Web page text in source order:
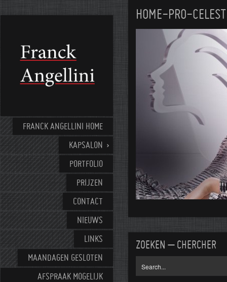
FRANCK ANGELLINI HOME
KAPSALON
PORTFOLIO
PRIJZEN
CONTACT
NIEUWS
LINKS
MAANDAGEN GESLOTEN
AFSPRAAK MOGELIJK
HOME-PRO-
ZOEKEN – CHERCHER